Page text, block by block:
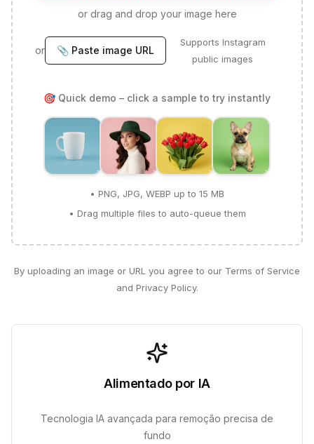
or drag and drop your image here
or 📎 Paste image URL
Supports Instagram
public images
🎯 Quick demo – click a sample to try instantly
• PNG, JPG, WEBP up to 15 MB
• Drag multiple files to auto-queue them
By uploading an image or URL you agree to our Terms of Service
and Privacy Policy.
Alimentado por IA
Tecnologia IA avançada para remoção precisa de
fundo